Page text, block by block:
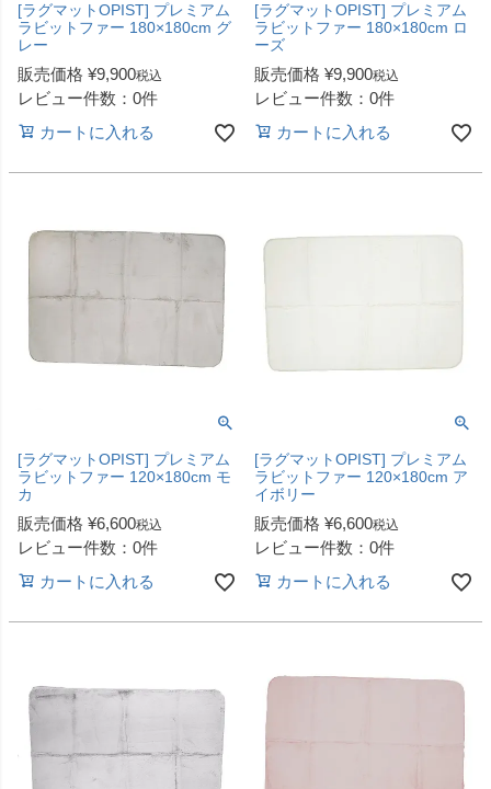
[ラグマットOPIST] プレミアム
ラビットファー 180×180cm グ
レー
販売価格 ¥9,900税込
レビュー件数：0件
カートに入れる
[ラグマットOPIST] プレミアム
ラビットファー 180×180cm ロ
ーズ
販売価格 ¥9,900税込
レビュー件数：0件
カートに入れる
[ラグマットOPIST] プレミアム
ラビットファー 120×180cm モ
カ
販売価格 ¥6,600税込
レビュー件数：0件
カートに入れる
[ラグマットOPIST] プレミアム
ラビットファー 120×180cm ア
イボリー
販売価格 ¥6,600税込
レビュー件数：0件
カートに入れる